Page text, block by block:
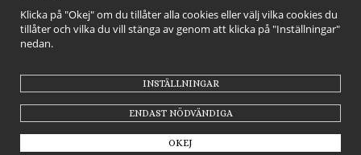
Drift & produktion:Wikinggruppen
Klicka på "Okej" om du tillåter alla cookies eller välj vilka cookies du
tillåter och vilka du vill stänga av genom att klicka på "Inställningar"
nedan.
INSTÄLLNINGAR
ENDAST NÖDVÄNDIGA
OKEJ